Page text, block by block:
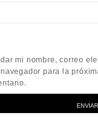
mi nombre, correo
para la